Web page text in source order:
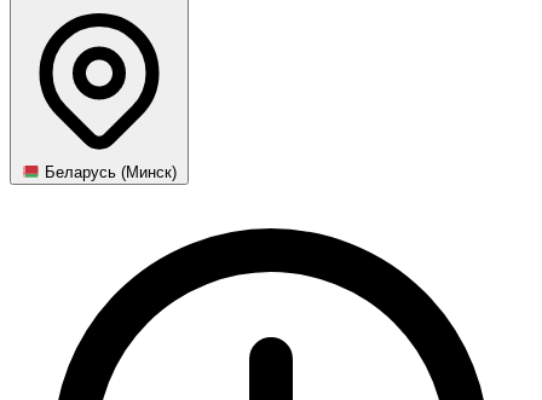
Беларусь (Минск)